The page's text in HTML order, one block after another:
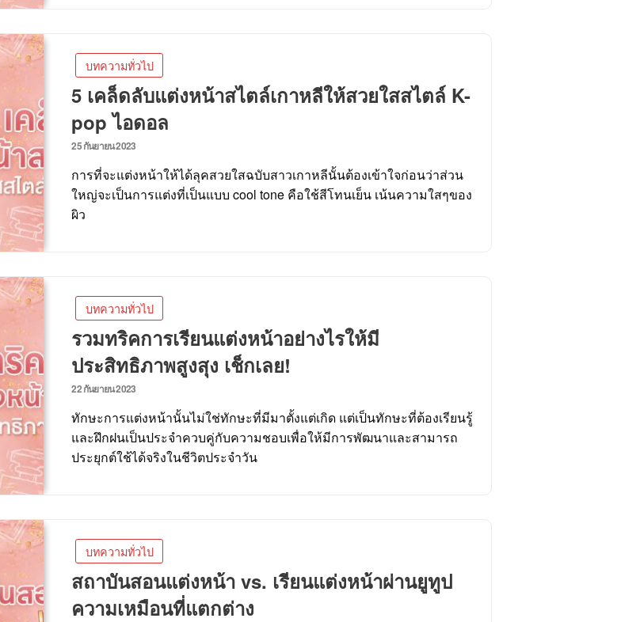
บทความทั่วไป
5 เคล็ดลับแต่งหน้าสไตล์เกาหลีให้สวยใสสไตล์ K-
pop ไอดอล
25 กันยายน 2023
การที่จะแต่งหน้าให้ได้ลุคสวยใสฉบับสาวเกาหลีนั้นต้องเข้าใจก่อนว่าส่วน
ใหญ่จะเป็นการแต่งที่เป็นแบบ cool tone คือใช้สีโทนเย็น เน้นความใสๆของ
ผิว
บทความทั่วไป
รวมทริคการเรียนแต่งหน้าอย่างไรให้มี
ประสิทธิภาพสูงสุง เช็กเลย!
22 กันยายน 2023
ทักษะการแต่งหน้านั้นไม่ใช่ทักษะที่มีมาตั้งแต่เกิด แต่เป็นทักษะที่ต้องเรียนรู้
และฝึกฝนเป็นประจำควบคู่กับความชอบเพื่อให้มีการพัฒนาและสามารถ
ประยุกต์ใช้ได้จริงในชีวิตประจำวัน
บทความทั่วไป
สถาบันสอนแต่งหน้า vs. เรียนแต่งหน้าผ่านยูทูป
ความเหมือนที่แตกต่าง